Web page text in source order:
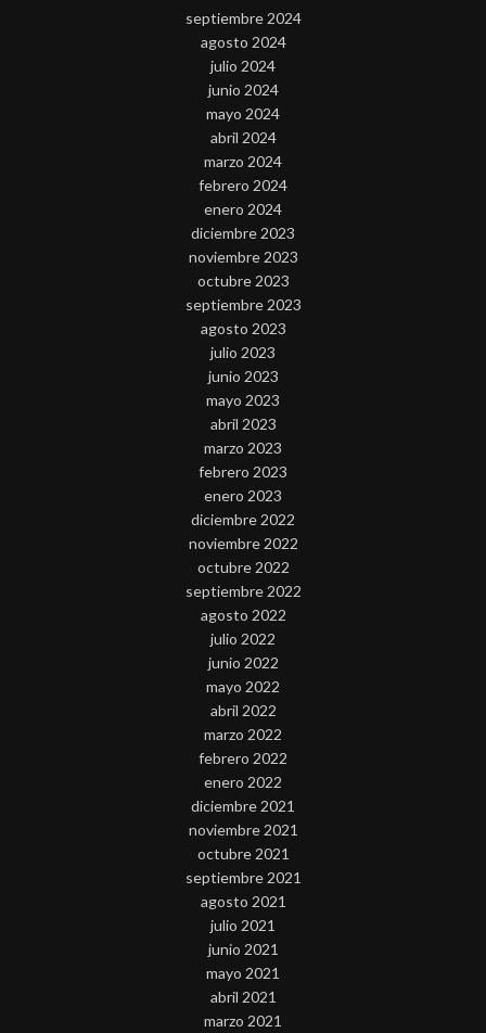
septiembre 2024
agosto 2024
julio 2024
junio 2024
mayo 2024
abril 2024
marzo 2024
febrero 2024
enero 2024
diciembre 2023
noviembre 2023
octubre 2023
septiembre 2023
agosto 2023
julio 2023
junio 2023
mayo 2023
abril 2023
marzo 2023
febrero 2023
enero 2023
diciembre 2022
noviembre 2022
octubre 2022
septiembre 2022
agosto 2022
julio 2022
junio 2022
mayo 2022
abril 2022
marzo 2022
febrero 2022
enero 2022
diciembre 2021
noviembre 2021
octubre 2021
septiembre 2021
agosto 2021
julio 2021
junio 2021
mayo 2021
abril 2021
marzo 2021